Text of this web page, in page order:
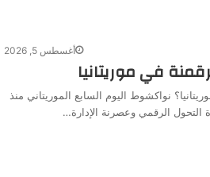
أغسطس 5, 2026
في موريتانيا
نواكشوط اليوم السابع الموريتاني منذ